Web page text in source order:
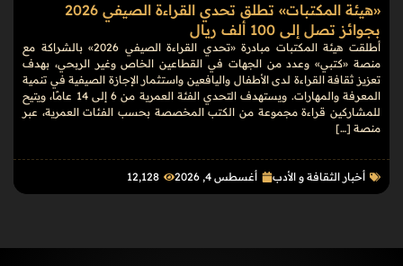
«هيئة المكتبات» تطلق تحدي القراءة الصيفي 2026
بجوائز تصل إلى 100 ألف ريال
أطلقت هيئة المكتبات مبادرة «تحدي القراءة الصيفي 2026» بالشراكة مع
منصة «كتبي» وعدد من الجهات في القطاعين الخاص وغير الربحي، بهدف
تعزيز ثقافة القراءة لدى الأطفال واليافعين واستثمار الإجازة الصيفية في تنمية
المعرفة والمهارات. ويستهدف التحدي الفئة العمرية من 6 إلى 14 عامًا، ويتيح
للمشاركين قراءة مجموعة من الكتب المخصصة بحسب الفئات العمرية، عبر
منصة […]
أخبار الثقافة و الأدب أغسطس 4, 2026 12٬128